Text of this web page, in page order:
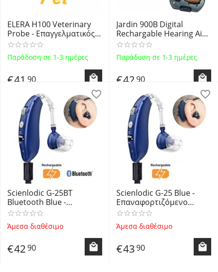
ELERA H100 Veterinary
Probe - Επαγγελματικός
Κτηνιατρικός Αισθητήρας
Οξυμετρίας για Ζώα
Παράδοση σε 1-3 ημέρες
€41 90
Jardin 900B Digital
Rechargable Hearing Aid -
Ψηφιακό
Επαναφορτιζόμενο
Ακουστικό Ενίσχυσης
Παράδοση σε 1-3 ημέρες
€4290
Scienlodic G-25BT
Bluetooth Blue -
Επαναφορτιζόμενο
Ακουστικό Βαρηκοΐας με
4 Προγράμματα
Rechargable BTE Hearing
Άμεσα διαθέσιμο
€4290
Scienlodic G-25 Blue -
Επαναφορτιζόμενο
Ακουστικό Βαρηκοΐας με
4 Προγράμματα
Λειτουργίας Μπλε -
Rechargable BTE Hearing
Aid NS
Άμεσα διαθέσιμο
€4390